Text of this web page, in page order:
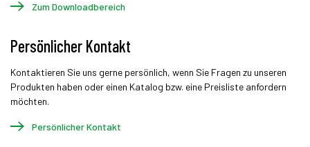
Zum Downloadbereich
Persönlicher Kontakt
Kontaktieren Sie uns gerne persönlich, wenn Sie Fragen zu unseren
Produkten haben oder einen Katalog bzw. eine Preisliste anfordern
möchten.
Persönlicher Kontakt